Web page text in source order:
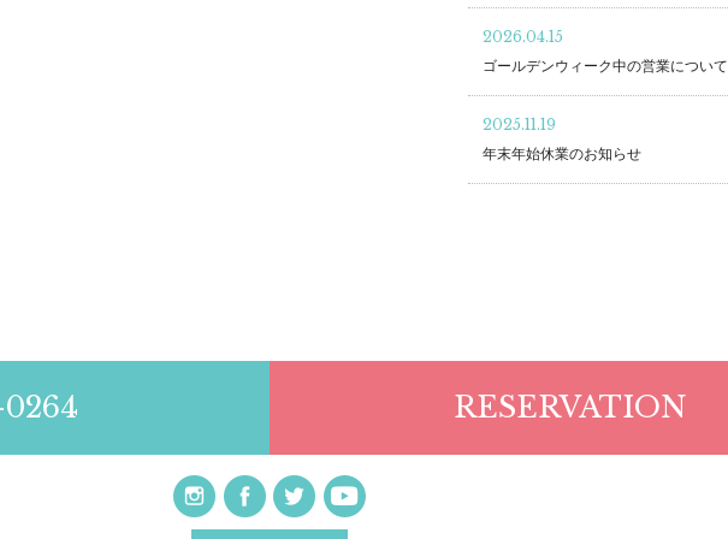
2026.04.15
ゴールデンウィーク中の営業について
2025.11.19
年末年始休業のお知らせ
RESERVATION